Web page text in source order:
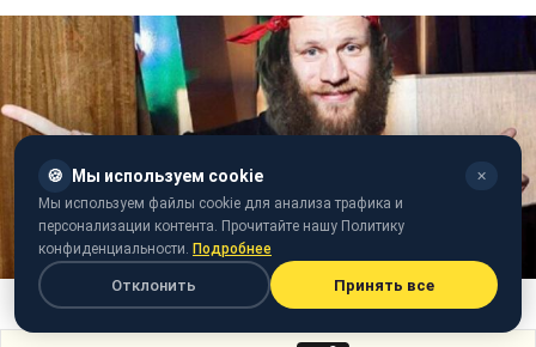
Фото: Іван Дорн (Instagram)
🍪 Мы используем cookie ✕
Мы используем файлы cookie для анализа трафика и
персонализации контента. Прочитайте нашу Политику
конфиденциальности. Подробнее
Отклонить Принять все